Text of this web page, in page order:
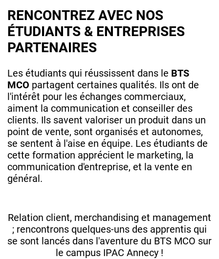
RENCONTREZ AVEC NOS
ÉTUDIANTS & ENTREPRISES
PARTENAIRES
Les étudiants qui réussissent dans le BTS
MCO partagent certaines qualités. Ils ont de
l'intérêt pour les échanges commerciaux,
aiment la communication et conseiller des
clients. Ils savent valoriser un produit dans un
point de vente, sont organisés et autonomes,
se sentent à l'aise en équipe. Les étudiants de
cette formation apprécient le marketing, la
communication d'entreprise, et la vente en
général.
Relation client, merchandising et management
; rencontrons quelques-uns des apprentis qui
se sont lancés dans l'aventure du BTS MCO sur
le campus IPAC Annecy !